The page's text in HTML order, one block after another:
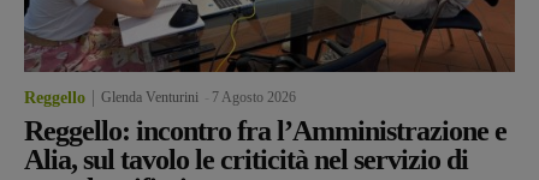
Reggello Glenda Venturini 7 Agosto 2026
Reggello: incontro fra l’Amministrazione e
Alia, sul tavolo le criticità nel servizio di